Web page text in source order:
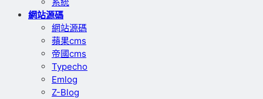
網站源碼
網站源碼
蘋果cms
帝國cms
Typecho
Emlog
Z-Blog